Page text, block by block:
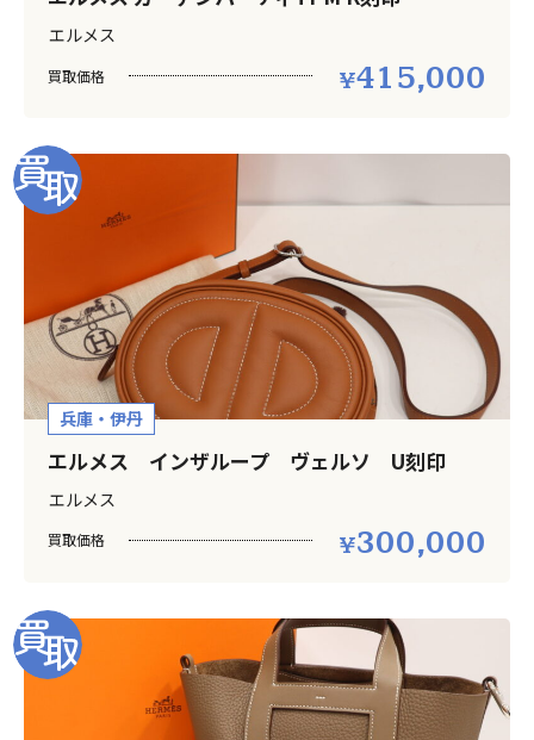
エルメス
買取価格 415,000
兵庫・伊丹
エルメス インザループ ヴェルソ U刻印
エルメス
買取価格 300,000